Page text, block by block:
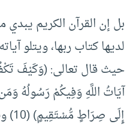
بل إن القرآن الكريم
لديها كتاب ربها، ويتلو
حيث قال تعالى: (وَكَيْفَ
آيَاتُ اللَّهِ وَفِيكُمْ رَسُولُهُ